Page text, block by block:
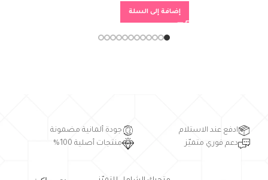
إضافة إلى السلة
ادفع عند الاستلام
جودة ألمانية مضمونة
دعم فوري متميّز
منتجات أصلية 100%